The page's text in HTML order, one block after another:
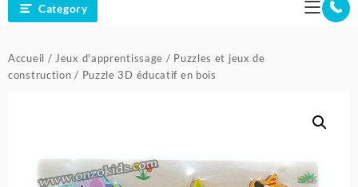
Category
Accueil /Jeux d'apprentissage / Puzzles et jeux de
construction / Puzzle 3D éducatif en bois